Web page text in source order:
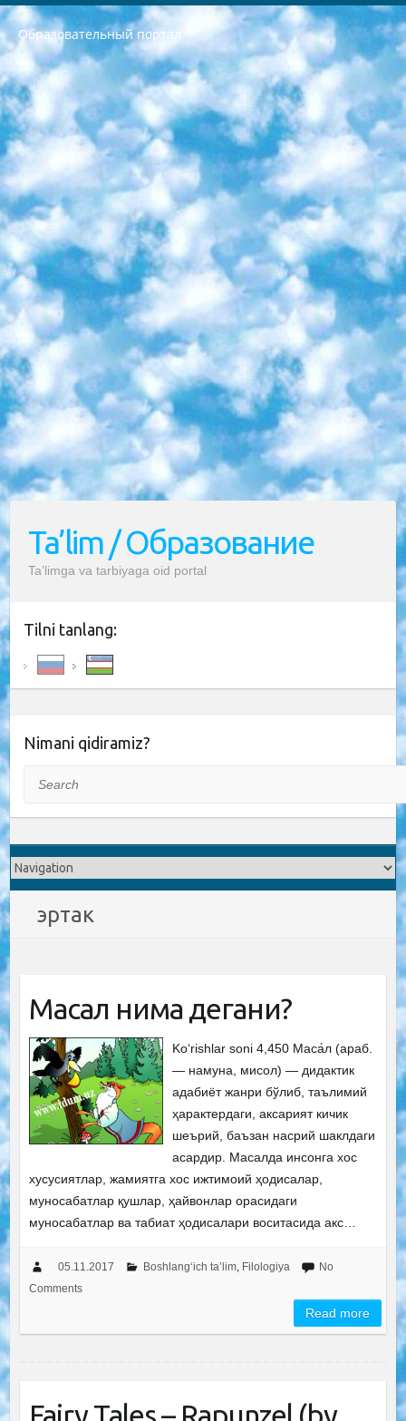
Образовательный портал
РЕСПУБЛИКА УЗБЕКИСТАН МИНИСТРЕРСТВО ДОШКОЛЬНОГО И ШКОЛЬНОГО ОБРАЗОВАНИЯ КОМАНДА в общеобразовательных учреждениях в 2023-2024 учебном году организация и проведение итоговой государственной аттестации обучающихся о Министра дошкольного и школьного образования Республики Узбекистан от 4 марта 2008 года (постановлением Минюста от 20 марта 2008 года № 1778 государственной регистрации) «Итоговое состояние учащихся общего среднего образования на основании положения об утверждении положения об аттестации общего среднего образования выпускной экзамен студентов в образовательных учреждениях в 2023-2024 учебном году В целях организации и прохождения аттестации приказываю: 1. Следующее: перечень предметов, по которым будет проводиться итоговая государственная аттестация и экзамен формы перевода согласно приложению 1; сертификаты международного образца, оценивающие уровень владения иностранными языками перечень согласно приложению 2; 2. Педагогический при специализированных образовательных учреждениях. научно-практический центр квалификации и международной оценки (Д.Давидова) 2024 г. До 25 марта: задания по предметам, по которым будет проводиться итоговая аттестация разработка и утверждение технических условий; итоговая аттестация на основании разработанного предметного задания разработка вопросов по предметам (устно и письменно), экзамен передача; общеобразовательные средние школы и специальные учебные заведения учащиеся выпускных классов школ и интернатов в агентской системе подготовка базы данных экзаменационных материалов и критериев оценки; перевод базы экзаменационных материалов на все языки обучения подать в Республиканский образовательный центр для изготовления; варианты экзаменов на основе разработанных контрольных материалов пусть будут поставлены задачи формирования. 3. Республиканский образовательный центр (Ш.Худайкулов) до 5 апреля 2024 года. до: база данных предоставленных экзаменационных материалов на все языки обучения перевод и экспертиза; для слепых, слабовидящих, глухих, слабослышащих и умственно отсталых детей учащиеся выпускных классов специализированных школ и школ-интернатов база данных экзаменационных материалов на всех преподаваемых языках подготовка критериев оценки; специализированные школы для умственно отсталых детей и технологии для учащихся выпускных классов школ-интернатов разработка соответствующих рекомендаций и критериев проведения ЕГЭ по естествознанию давать задания. 4. Педагогический при специализированных образовательных учреждениях. Научно-практический центр навыков и международной оценки (Д.Давидова), Республика образовательный центр (Худайкулов Ш.) итоговый государственный аттестационный экзамен ориентирован на творческое и логическое мышление при подготовке базы материалов учитывать введение заданий. 5. Следует отметить, что: сертификат государственного образца о знании общеобразовательного предмета и как минимум национальный уровень B1 по предметам на иностранных языках, указанным в Приложении 2. или международно признанный сертификат эквивалентного уровня студенты, изучающие определенный предмет, освобождаются от экзамена; по соответствующим предметам запланирована итоговая государственная аттестация за день до дня, путем жеребьевки Рабочей группой (в письменной форме по предметам, проводимым в форме) из числа сформированных вариантов выбрано 2 варианта; 2 выбранных варианта экзамена анонсированы на официальном сайте министерства и все выпускники по всей стране на основе этих вариантов проводит итоговую государственную аттестацию. 6. Государственное образование учащихся средних общеобразовательных учреждений. знания в соответствии с квалификационными требованиями, которые необходимо приобрести на основании стандартов итоговый (выпускной) контроль для 9 и 11 классов в целях тестирования Экзамены (далее – экзамены) состоят из предметов, перечисленных в приложении 1. будет сделано. 7. Экзамены пройдут с 26 мая по 15 июня 2024 г. (кроме науки физического воспитания). 8. Физическая для учащихся 9 классов общесредних образовательных учреждений. Экзамены по предмету «Образование, квалификация медицина» 1-6 мая 2024 года. сотрудники перевести под присмотр (с отклонениями в физическом или умственном развитии) специализированная школа для детей, школы-интернаты и со сколиозом школы-интернаты санаторного типа для больных детей исключены). 9. Он был слепым, слабовидящим и имел нарушения опорно-двигательного аппарата. экзамены в специализированных школах и интернатах для детей должны проводиться исходя из требований, предъявляемых к общеобразовательным учреждениям (физкультура кроме науки). 10. Специализированная школа для глухих и слабослышащих детей. и экзамены в интернатах и быть реализован в виде письменного теста по математике. 11. Специальность для умственно отсталых детей. Для 9 класса Родной язык и литературное письмо Государственный язык (язык обучения – узбекский). для неклассов) написано Математическое письмо Письменная/устная история Узбекистана Физическое воспитание практично Итоговый контроль Для 11 класса Написание родного языка и литературы (эссе) Математическое письмо Узбекский язык (обучение на узбекском языке) не посещающее общее среднее образование для учреждений)/Образовательное учреждение выбор письменный и устный Иностранный язык письменный/устный Письменная/устная история Узбекистана *По выбору студента:  Химия  Физика  Основы государственного права  География 10 бесплатных образовательных ресурсов - Мы составили подборку онлайн-проектов с интерактивными упражнениями, видеолекциями и статьями. Они помогут вам обрести новые и освежить старые знания бесплатно. 1. «ИНТУИТ» Старейшая образовательная площадка Рунета. Здесь вы найдёте сотни текстовых и видеокурсов на десятки различных тем — от программирования до психологии. Многие курсы подготовлены российскими университетами и крупными международными компаниями вроде Intel и Microsoft. Самостоятельное обучение бесплатное, но желающие могут оплатить услуги персональных наставников. 2. «Смартия» знакомит с актуальными профессиями и подсказывает, как им обучаться. Выбрав заинтересовавшую вас специальность — SMM-специалист, фотограф, веб-дизайнер или другую, — увидите список необходимых для неё умений. Чтобы вы могли освоить их самостоятельно, для каждого умения площадка отображает подборку ссылок на учебные материалы. Хотя «Смартия» ориентируется на русскоязычную аудиторию, часть контента всё же доступна только на английском. 3. «Лекторий Физтеха» Проект Московского физико-технического института (Физтеха). С его помощью вы можете смотреть онлайн серии лекций, записанные на видео в этом вузе. В числе доступных предметов — физика, биология, химия, информационные технологии и другие. К некоторым лекциям администрация ресурса прилагает готовые конспекты, которые можно скачивать в PDF-формате. 4. ITMOcourses Онлайн-площадка Санкт-Петербургского национального исследовательского университета информационных технологий, механики и оптики (ИТМО). Ресурс предоставляет свободный доступ к курсам, разработанным в этом вузе. Каталог материалов разбит на четыре категории: «Оптические системы и технологии», «Приборостроение и робототехника», «Информационные технологии» и «Биотехнологии». Курсы состоят из видеолекций, интерактивных демонстраций и заданий. 5. «КиберЛенинка» Электронная научная библиотека открытого доступа. Каталог площадки регулярно обрастает текстами статей из различных научных изданий. Сгруппированные по журналам и рубрикам публикации можно читать онлайн или скачивать целиком в PDF-формате. Проект нацелен на популяризацию науки за счёт открытого доступа к качественной информации. 6. «ПостНаука» На этом ресурсе публикуют подборки видеолекций, составленные экспертами из разных отраслей и объединённые общими темами. Среди них, к примеру, есть серии «Биоинформатика и геномика», «Культура средневековой Скандинавии» и Cinema Studies о теории кино. Каждая подборка лекций — логически связанная история, рассказанная экспертом от первого лица. Кроме того, на сайте появляются научно-образовательные статьи и тесты на разные темы. 7. «Newочём» Команда проекта «Newочём» отбирает самые интересные тексты из англоязычных СМИ и переводит те из них, за которые голосуют участники сообщества «ВКонтакте». По большей части это научно-популярные статьи. Редакторы придумывают лишь заголовки, в остальном содержание переводов соответствует оригиналам. Полные тексты можно читать прямо в социальной сети. 8. InternetUrok Онлайн-база материалов по основным дисциплинам школьной программы. Информация на сайте структурирована по классам, предметам и темам (урокам). Каждый урок состоит из видеолекций и конспектов. Есть также интерактивные тренажёры и тесты для закрепления пройденного материала. Даже если вы давно окончили школу, возможность повторить программу старших классов всегда может пригодиться. 9. Edutainme Ещё один ресурс об образовании. В отличие от Newtonew, как мне кажется, Edutainme больше ориентируется на представителей индустрии: педагогов, предпринимателей, разработчиков образовательных проектов. Но и любой, кто просто стремится к саморазвитию, найдёт на сайте много полезного и интересного для себя. Например, информацию о новых курсах и образовательных сервисах. 10. Newtonew Онлайн-медиа об образовании и обучении в широком смысле. Авторы Newtonew пишут об инструментах, заведениях, тактиках и стратегиях, которые помогают учить других и получать новые знания самостоятельно. На этой площадке вы найдёте новости, обзоры, аналитические мат
Ta’lim / Образование
Ta’limga va tarbiyaga oid portal
Tilni tanlang:
Nimani qidiramiz?
эртак
Масал нима дегани?
Ko‘rishlar soni 4,450 Маса́л (араб.
— намуна, мисол) — дидактик
адабиёт жанри бўлиб, таълимий
ҳарактердаги, аксарият кичик
шеърий, баъзан насрий шаклдаги
асардир. Масалда инсонга хос
хусусиятлар, жамиятга хос ижтимоий ҳодисалар,
муносабатлар қушлар, ҳайвонлар орасидаги
муносабатлар ва табиат ҳодисалари воситасида акс…
05.11.2017 Boshlang‘ich ta’lim, Filologiya
No
Comments
Read more